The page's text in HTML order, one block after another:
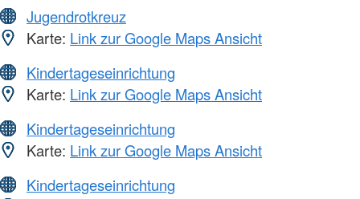
Jugendrotkreuz
Karte: Link zur Google Maps Ansicht
Kindertageseinrichtung
Karte: Link zur Google Maps Ansicht
Kindertageseinrichtung
Karte: Link zur Google Maps Ansicht
Kindertageseinrichtung